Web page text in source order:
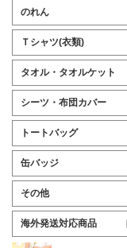
のれん
Ｔシャツ(衣類)
タオル・タオルケット
シーツ・布団カバー
トートバッグ
缶バッジ
その他
海外発送対応商品